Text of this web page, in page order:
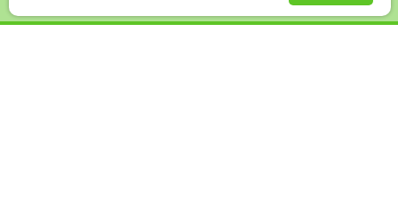
Войти Избранное Корзина